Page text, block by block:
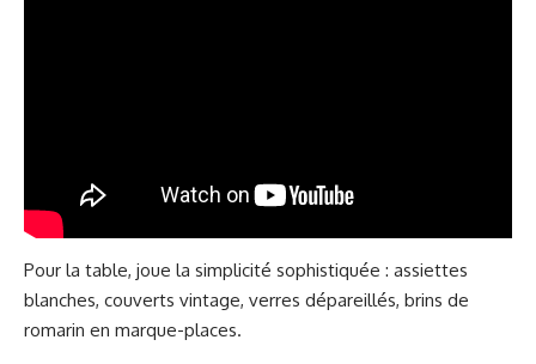
Pour la table, joue la simplicité sophistiquée : assiettes
blanches, couverts vintage, verres dépareillés, brins de
romarin en marque-places.